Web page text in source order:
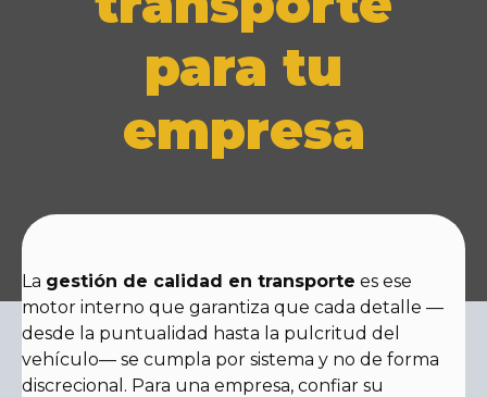
para tu
empresa
La gestión de calidad en transporte es ese
motor interno que garantiza que cada detalle —
desde la puntualidad hasta la pulcritud del
vehículo— se cumpla por sistema y no de forma
discrecional. Para una empresa, confiar su